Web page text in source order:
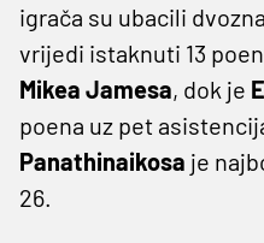
igrača su ubacili
vrijedi istaknuti 13
Mikea Jamesa, dok je
poena uz pet
Panathinaikosa je
26.